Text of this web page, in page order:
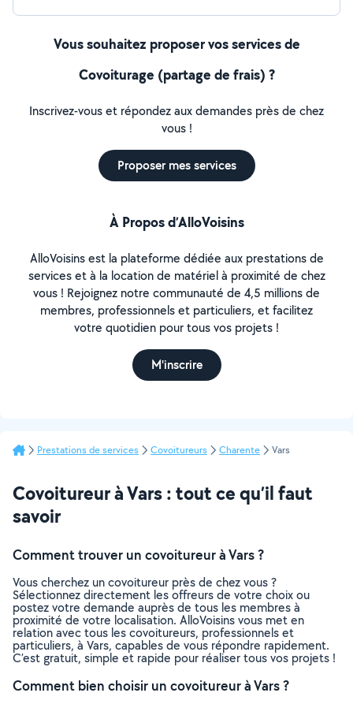
Vous souhaitez proposer vos services de
Covoiturage (partage de frais) ?
Inscrivez-vous et répondez aux demandes près de chez
vous !
Proposer mes services
À Propos d’AlloVoisins
AlloVoisins est la plateforme dédiée aux prestations de
services et à la location de matériel à proximité de chez
vous ! Rejoignez notre communauté de 4,5 millions de
membres, professionnels et particuliers, et facilitez
votre quotidien pour tous vos projets !
M'inscrire
Prestations de services Covoitureurs Charente Vars
Covoitureur à Vars : tout ce qu’il faut
savoir
Comment trouver un covoitureur à Vars ?
Vous cherchez un covoitureur près de chez vous ?
Sélectionnez directement les offreurs de votre choix ou
postez votre demande auprès de tous les membres à
proximité de votre localisation. AlloVoisins vous met en
relation avec tous les covoitureurs, professionnels et
particuliers, à Vars, capables de vous répondre rapidement.
C’est gratuit, simple et rapide pour réaliser tous vos projets !
Comment bien choisir un covoitureur à Vars ?